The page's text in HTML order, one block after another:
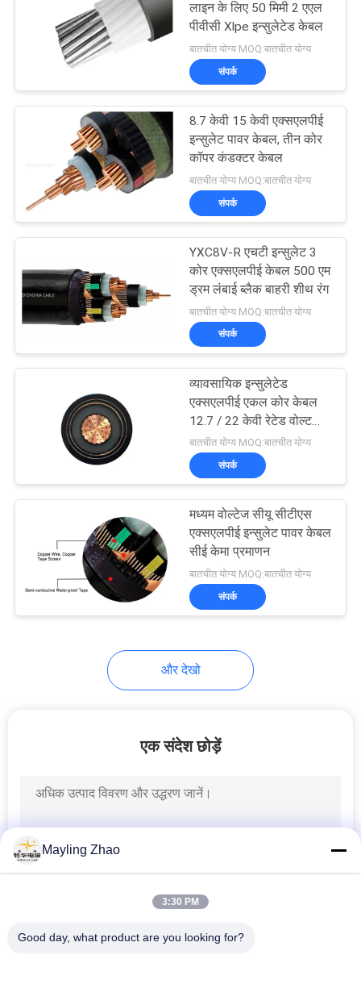
साइटमैप
गोपनीयता
केबल
आग प्रतिरोधी केबल
108
नंगे कंडक्टर
एरियल बंडल केबल
रबड़ शीटहेड केबल
नियंत्रण केबल्स
76
लाइन के लिए 50 मिमी 2 एएल
पीवीसी Xlpe इन्सुलेटेड केबल
बातचीत योग्य MOQ:बातचीत योग्य
संपर्क
8.7 केवी 15 केवी एक्सएलपीई
इन्सुलेट पावर केबल, तीन कोर
कॉपर कंडक्टर केबल
बातचीत योग्य MOQ:बातचीत योग्य
संपर्क
YXC8V-R एचटी इन्सुलेट 3
कोर एक्सएलपीई केबल 500 एम
ड्रम लंबाई ब्लैक बाहरी शीथ रंग
बातचीत योग्य MOQ:बातचीत योग्य
संपर्क
व्यावसायिक इन्सुलेटेड
एक्सएलपीई एकल कोर केबल
12.7 / 22 केवी रेटेड वोल्ट
N2XSY
बातचीत योग्य MOQ:बातचीत योग्य
संपर्क
मध्यम वोल्टेज सीयू सीटीएस
एक्सएलपीई इन्सुलेट पावर केबल
सीई केमा प्रमाणन
बातचीत योग्य MOQ:बातचीत योग्य
संपर्क
और देखो
एक संदेश छोड़ें
Mayling Zhao
3:30 PM
Good day, what product are you looking for?